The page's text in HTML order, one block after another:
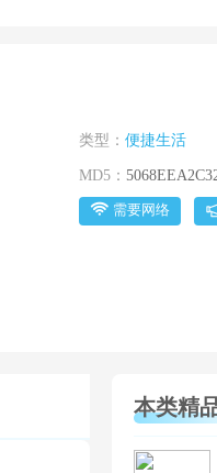
类型： 便捷生活
MD5：
需要网络
本类精